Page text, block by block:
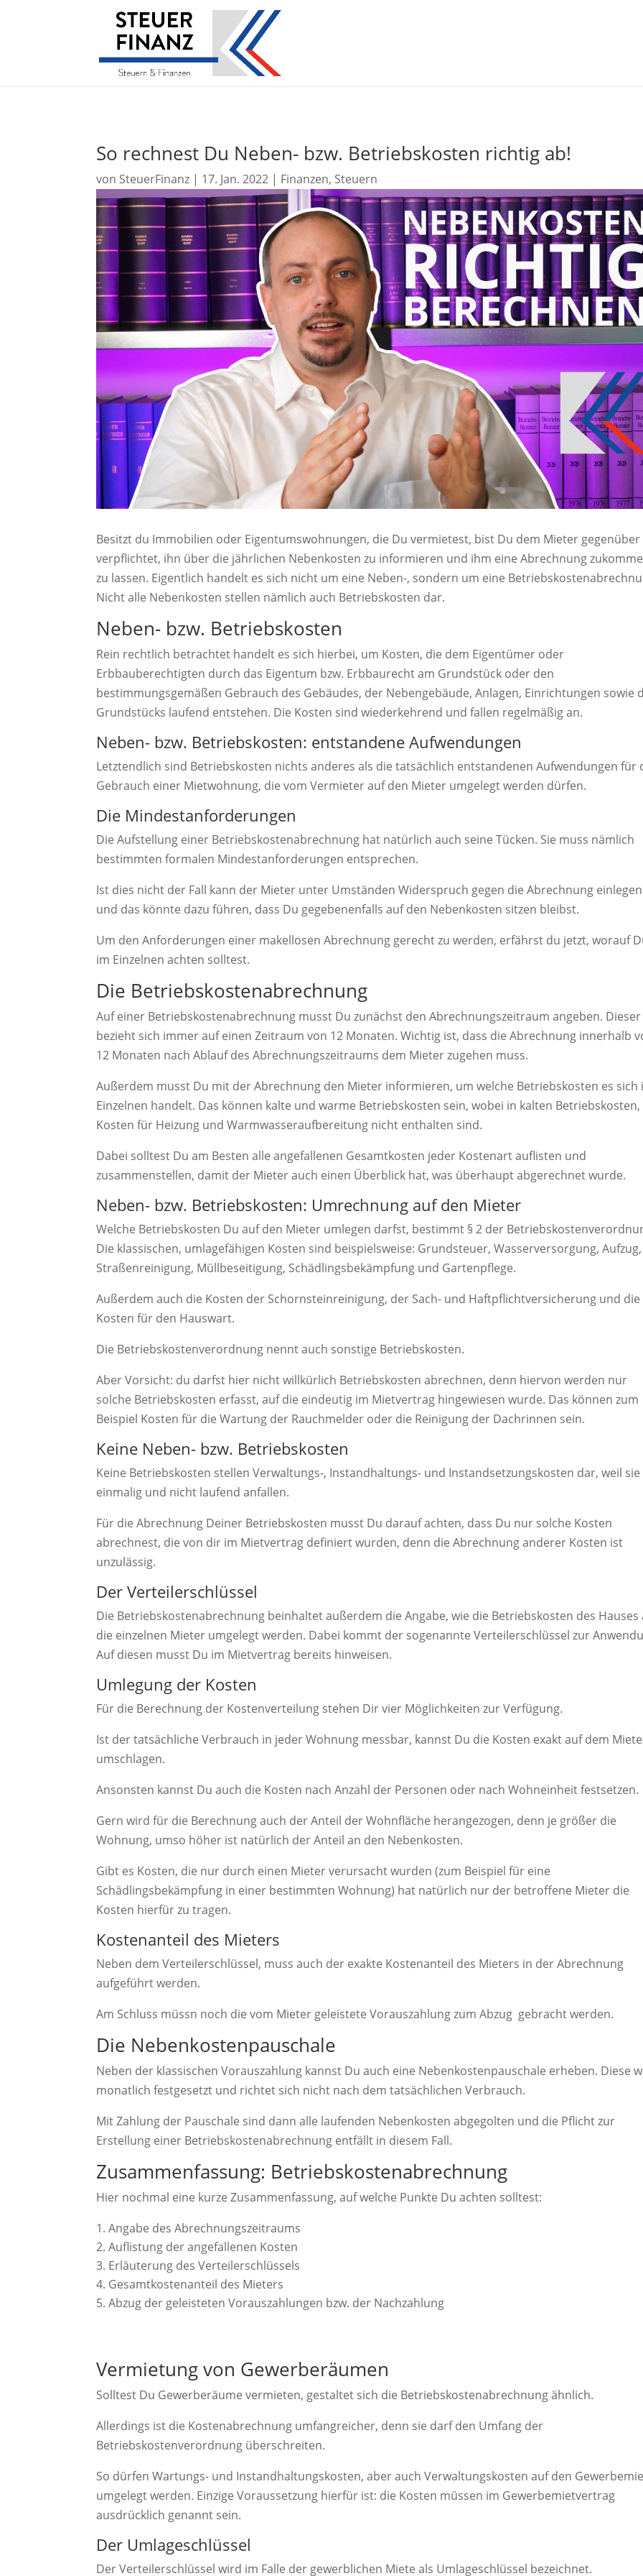
So rechnest Du Neben- bzw. Betriebskosten richtig ab!
von SteuerFinanz | 17. Jan. 2022 | Finanzen, Steuern
Besitzt du Immobilien oder Eigentumswohnungen, die Du vermietest, bist Du dem Mieter gegenüber
verpflichtet, ihn über die jährlichen Nebenkosten zu informieren und ihm eine Abrechnung
zu lassen. Eigentlich handelt es sich nicht um eine Neben-, sondern um eine
Nicht alle Nebenkosten stellen nämlich auch Betriebskosten dar.
Neben- bzw. Betriebskosten
Rein rechtlich betrachtet handelt es sich hierbei, um Kosten, die dem Eigentümer oder
Erbbauberechtigten durch das Eigentum bzw. Erbbaurecht am Grundstück oder den
bestimmungsgemäßen Gebrauch des Gebäudes, der Nebengebäude, Anlagen, Einrichtungen sowie
Grundstücks laufend entstehen. Die Kosten sind wiederkehrend und fallen regelmäßig an.
Neben- bzw. Betriebskosten: entstandene Aufwendungen
Letztendlich sind Betriebskosten nichts anderes als die tatsächlich entstandenen Aufwendungen für
Gebrauch einer Mietwohnung, die vom Vermieter auf den Mieter umgelegt werden dürfen.
Die Mindestanforderungen
Die Aufstellung einer Betriebskostenabrechnung hat natürlich auch seine Tücken. Sie muss nämlich
bestimmten formalen Mindestanforderungen entsprechen.
Ist dies nicht der Fall kann der Mieter unter Umständen Widerspruch gegen die Abrechnung einlegen
und das könnte dazu führen, dass Du gegebenenfalls auf den Nebenkosten sitzen bleibst.
Um den Anforderungen einer makellosen Abrechnung gerecht zu werden, erfährst du jetzt, worauf
im Einzelnen achten solltest.
Die Betriebskostenabrechnung
Auf einer Betriebskostenabrechnung musst Du zunächst den Abrechnungszeitraum angeben. Dieser
bezieht sich immer auf einen Zeitraum von 12 Monaten. Wichtig ist, dass die Abrechnung innerhalb
12 Monaten nach Ablauf des Abrechnungszeitraums dem Mieter zugehen muss.
Außerdem musst Du mit der Abrechnung den Mieter informieren, um welche Betriebskosten es sich
Einzelnen handelt. Das können kalte und warme Betriebskosten sein, wobei in kalten
Kosten für Heizung und Warmwasseraufbereitung nicht enthalten sind.
Dabei solltest Du am Besten alle angefallenen Gesamtkosten jeder Kostenart auflisten und
zusammenstellen, damit der Mieter auch einen Überblick hat, was überhaupt abgerechnet wurde.
Neben- bzw. Betriebskosten: Umrechnung auf den Mieter
Welche Betriebskosten Du auf den Mieter umlegen darfst, bestimmt § 2 der
Die klassischen, umlagefähigen Kosten sind beispielsweise: Grundsteuer, Wasserversorgung, Aufzug,
Straßenreinigung, Müllbeseitigung, Schädlingsbekämpfung und Gartenpflege.
Außerdem auch die Kosten der Schornsteinreinigung, der Sach- und Haftpflichtversicherung und die
Kosten für den Hauswart.
Die Betriebskostenverordnung nennt auch sonstige Betriebskosten.
Aber Vorsicht: du darfst hier nicht willkürlich Betriebskosten abrechnen, denn hiervon werden nur
solche Betriebskosten erfasst, auf die eindeutig im Mietvertrag hingewiesen wurde. Das können zum
Beispiel Kosten für die Wartung der Rauchmelder oder die Reinigung der Dachrinnen sein.
Keine Neben- bzw. Betriebskosten
Keine Betriebskosten stellen Verwaltungs-, Instandhaltungs- und Instandsetzungskosten dar, weil
einmalig und nicht laufend anfallen.
Für die Abrechnung Deiner Betriebskosten musst Du darauf achten, dass Du nur solche Kosten
abrechnest, die von dir im Mietvertrag definiert wurden, denn die Abrechnung anderer Kosten ist
unzulässig.
Der Verteilerschlüssel
Die Betriebskostenabrechnung beinhaltet außerdem die Angabe, wie die Betriebskosten des Hauses
die einzelnen Mieter umgelegt werden. Dabei kommt der sogenannte Verteilerschlüssel zur
Auf diesen musst Du im Mietvertrag bereits hinweisen.
Umlegung der Kosten
Für die Berechnung der Kostenverteilung stehen Dir vier Möglichkeiten zur Verfügung.
Ist der tatsächliche Verbrauch in jeder Wohnung messbar, kannst Du die Kosten exakt auf dem
umschlagen.
Ansonsten kannst Du auch die Kosten nach Anzahl der Personen oder nach Wohneinheit festsetzen.
Gern wird für die Berechnung auch der Anteil der Wohnfläche herangezogen, denn je größer die
Wohnung, umso höher ist natürlich der Anteil an den Nebenkosten.
Gibt es Kosten, die nur durch einen Mieter verursacht wurden (zum Beispiel für eine
Schädlingsbekämpfung in einer bestimmten Wohnung) hat natürlich nur der betroffene Mieter die
Kosten hierfür zu tragen.
Kostenanteil des Mieters
Neben dem Verteilerschlüssel, muss auch der exakte Kostenanteil des Mieters in der Abrechnung
aufgeführt werden.
Am Schluss müssn noch die vom Mieter geleistete Vorauszahlung zum Abzug gebracht werden.
Die Nebenkostenpauschale
Neben der klassischen Vorauszahlung kannst Du auch eine Nebenkostenpauschale erheben. Diese
monatlich festgesetzt und richtet sich nicht nach dem tatsächlichen Verbrauch.
Mit Zahlung der Pauschale sind dann alle laufenden Nebenkosten abgegolten und die Pflicht zur
Erstellung einer Betriebskostenabrechnung entfällt in diesem Fall.
Zusammenfassung: Betriebskostenabrechnung
Hier nochmal eine kurze Zusammenfassung, auf welche Punkte Du achten solltest:
Angabe des Abrechnungszeitraums
Auflistung der angefallenen Kosten
Erläuterung des Verteilerschlüssels
Gesamtkostenanteil des Mieters
Abzug der geleisteten Vorauszahlungen bzw. der Nachzahlung
Vermietung von Gewerberäumen
Solltest Du Gewerberäume vermieten, gestaltet sich die Betriebskostenabrechnung ähnlich.
Allerdings ist die Kostenabrechnung umfangreicher, denn sie darf den Umfang der
Betriebskostenverordnung überschreiten.
So dürfen Wartungs- und Instandhaltungskosten, aber auch Verwaltungskosten auf den
umgelegt werden. Einzige Voraussetzung hierfür ist: die Kosten müssen im Gewerbemietvertrag
ausdrücklich genannt sein.
Der Umlageschlüssel
Der Verteilerschlüssel wird im Falle der gewerblichen Miete als Umlageschlüssel bezeichnet.